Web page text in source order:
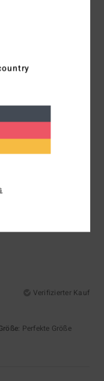
Verifizierter Kauf
Verifizierter Kauf
: Perfekte Größe